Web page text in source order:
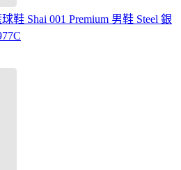
鞋 Shai 001 Premium 男鞋 Steel 銀